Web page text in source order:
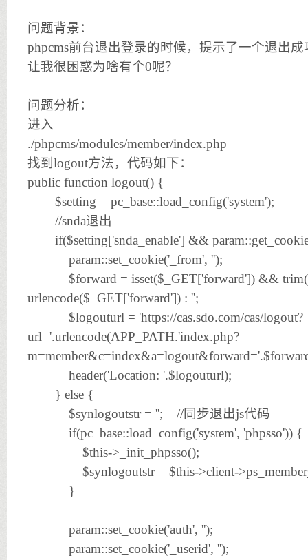
问题背景：
phpcms前台退出登录的时候，提示了一个退出成
让我很困惑为啥有个0呢？
问题分析：
进入
./phpcms/modules/member/index.php
找到logout方法，代码如下：
public function logout() {
$setting = pc_base::load_config('system');
//snda退出
if($setting['snda_enable'] &&
param::set_cookie('_from', '');
$forward = isset($_GET['forward']) &&
urlencode($_GET['forward']) : '';
$logouturl = 'https://cas.sdo.com/cas/logout?
url='.urlencode(APP_PATH.'index.php?
header('Location: '.$logouturl);
} else {
$synlogoutstr = ''; //同步退出js代码
if(pc_base::load_config('system', 'phpsso')) {
$this->_init_phpsso();
$synlogoutstr = $this->client-
}
param::set_cookie('auth', '');
param::set_cookie('_userid', '');